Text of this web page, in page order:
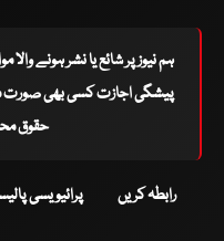
ہم نیوز پر شائع یا نشر ہونے
پیشگی اجازت کسی بھی صورت
حقوق
رابطہ کریں پرائیویسی